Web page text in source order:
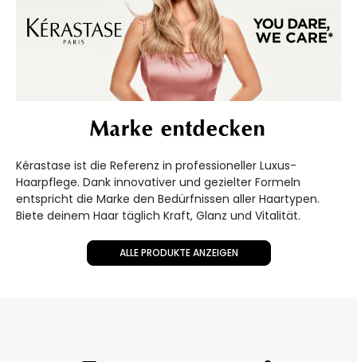
Marke entdecken
Kérastase ist die Referenz in professioneller Luxus-
Haarpflege. Dank innovativer und gezielter Formeln
entspricht die Marke den Bedürfnissen aller Haartypen.
Biete deinem Haar täglich Kraft, Glanz und Vitalität.
ALLE PRODUKTE ANZEIGEN